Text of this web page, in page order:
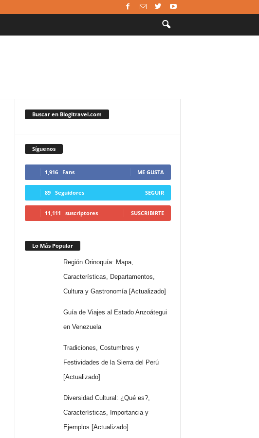
Buscar en Blogitravel.com
Síguenos
1,916 Fans ME GUSTA
89 Seguidores SEGUIR
11,111 suscriptores SUSCRIBIRTE
Lo Más Popular
Región Orinoquía: Mapa,
Características, Departamentos,
Cultura y Gastronomía [Actualizado]
Guía de Viajes al Estado Anzoátegui
en Venezuela
Tradiciones, Costumbres y
Festividades de la Sierra del Perú
[Actualizado]
Diversidad Cultural: ¿Qué es?,
Características, Importancia y
Ejemplos [Actualizado]